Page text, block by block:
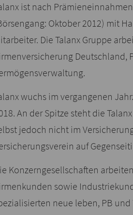
ist nach
Oktober 2012) mit
Die Talanx Gruppe
wuchs im vergangenen
An der Spitze steht die
jedoch nicht im
auf
Konzerngesellschaften
sowie
neue leben, PB